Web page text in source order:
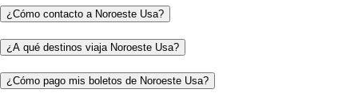
¿Cómo contacto a Noroeste Usa?
¿A qué destinos viaja Noroeste Usa?
¿Cómo pago mis boletos de Noroeste Usa?